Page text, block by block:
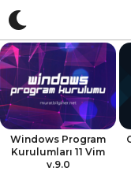
Windows Program
Kurulumları 11 Vim
v.9.0